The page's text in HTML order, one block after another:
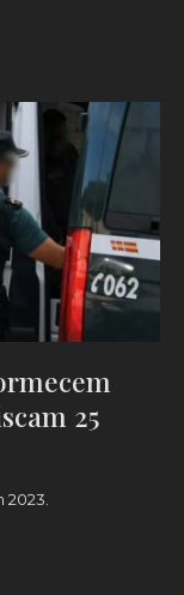
25
2023.